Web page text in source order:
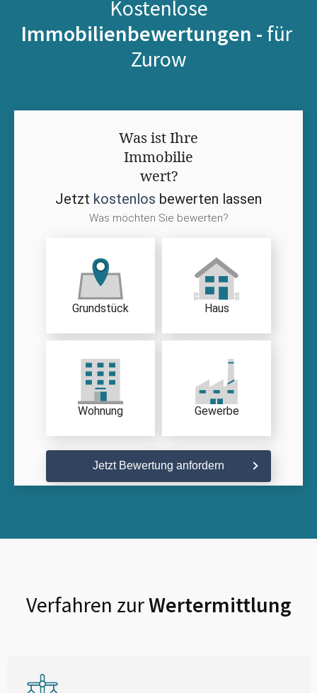
Kostenlose
Immobilienbewertungen - für
Zurow
Was ist Ihre
Immobilie
wert?
Jetzt kostenlos bewerten lassen
Was möchten Sie bewerten?
Grundstück Haus
Wohnung Gewerbe
Jetzt Bewertung anfordern
Verfahren zurWertermittlung